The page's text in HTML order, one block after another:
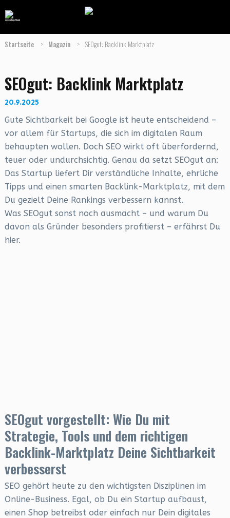
Startseite > Magazin > SEOgut: Backlink Marktplatz
SEOgut: Backlink Marktplatz
20.9.2025
Gute Sichtbarkeit bei Google ist heute entscheidend –
vor allem für Startups, die sich im digitalen Raum
behaupten wollen. Doch SEO wirkt oft überfordernd,
teuer oder undurchsichtig. Genau da setzt SEOgut an:
Das Startup liefert Dir verständliche Inhalte, ehrliche
Tipps und einen smarten Backlink-Marktplatz, mit dem
Du gezielt Deine Rankings verbessern kannst.
Was SEOgut sonst noch ausmacht – und warum Du
davon als Gründer besonders profitierst – erfährst Du
hier.
SEOgut vorgestellt: Wie Du mit
Strategie, Tools und dem richtigen
Backlink-Marktplatz Deine Sichtbarkeit
verbesserst
SEO gehört heute zu den wichtigsten Disziplinen im
Online-Business. Egal, ob Du ein Startup aufbaust,
einen Shop betreibst oder einfach nur Dein digitales